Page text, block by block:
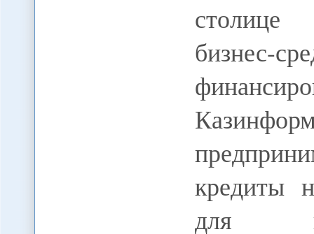
столице
кредиты
для